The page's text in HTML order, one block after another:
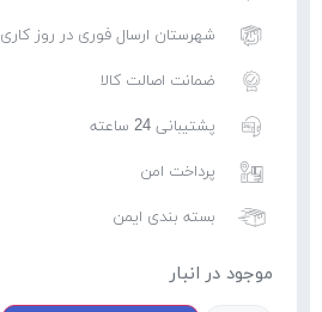
شهرستان ارسال فوری در روز کاری
ضمانت اصالت کالا
پشتیبانی 24 ساعته
پرداخت امن
بسته بندی ایمن
موجود در انبار